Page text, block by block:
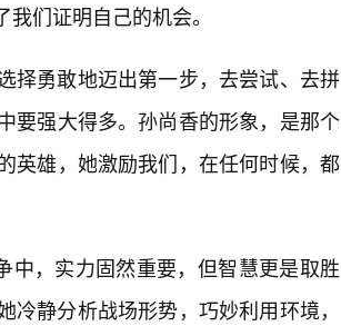
们证明自己的机会。
择勇敢地迈出第一步，去尝试、去拼
要强大得多。孙尚香的形象，是那个
英雄，她激励我们，在任何时候，都
中，实力固然重要，但智慧更是取胜
静分析战场形势，巧妙利用环境，